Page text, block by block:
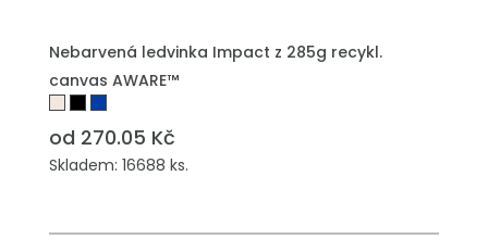
Nebarvená ledvinka Impact z 285g recykl.
canvas AWARE™
od 270.05 Kč
Skladem: 16688 ks.